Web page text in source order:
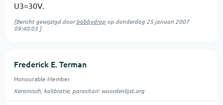
U3=30V.
[Bericht gewijzigd doorbobbydrop op donderdag 25 januari 2007
09:40:03 ]
Frederick E. Terman
Honourable Member
Keramisch, kalibratie, parasitair: woordenlijst.org